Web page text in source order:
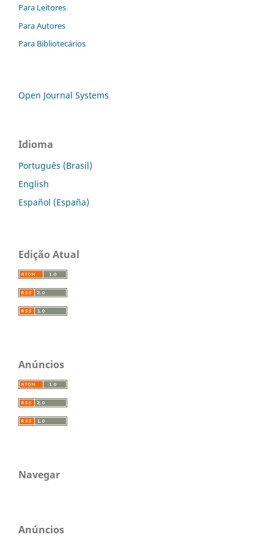
Para Leitores
Para Autores
Para Bibliotecários
Open Journal Systems
Idioma
Português (Brasil)
English
Español (España)
Edição Atual
Anúncios
Navegar
Anúncios